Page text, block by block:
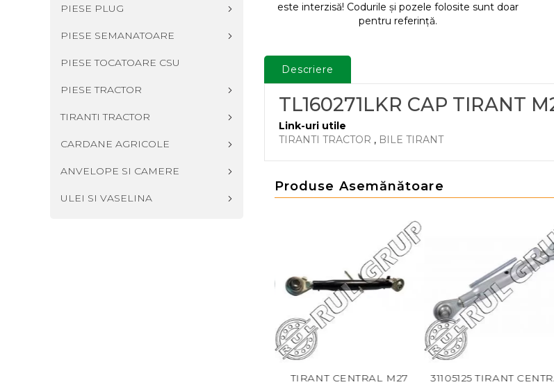
PIESE PLUG
PIESE SEMANATOARE
PIESE TOCATOARE CSU
PIESE TRACTOR
TIRANTI TRACTOR
CARDANE AGRICOLE
ANVELOPE SI CAMERE
ULEI SI VASELINA
este interzisă! Codurile și pozele folosite sunt doar
pentru referință.
Descriere
TL160271LKR CAP TIRANT
Link-uri utile
TIRANTI TRACTOR , BILE TIRANT
Produse Asemănătoare
TIRANT CENTRAL M27
31105125 TIRANT CENTRAL